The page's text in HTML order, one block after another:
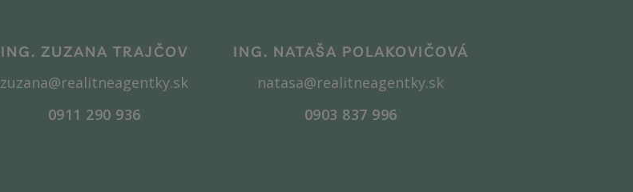
ING. ZUZANA TRAJČOV
zuzana@realitneagentky.sk
0911 290 936
ING. NATAŠA POLAKOVIČOVÁ
natasa@realitneagentky.sk
0903 837 996